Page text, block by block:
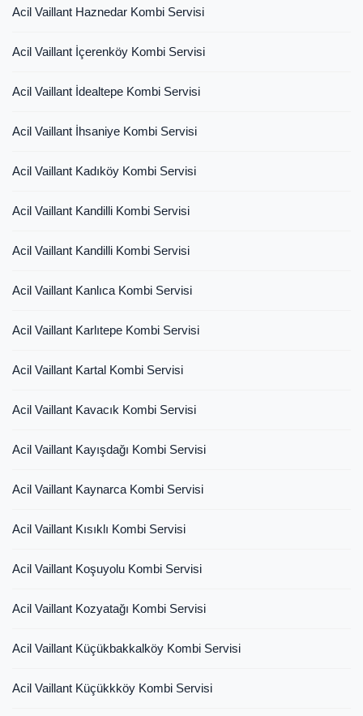
Acil Vaillant Haznedar Kombi Servisi
Acil Vaillant İçerenköy Kombi Servisi
Acil Vaillant İdealtepe Kombi Servisi
Acil Vaillant İhsaniye Kombi Servisi
Acil Vaillant Kadıköy Kombi Servisi
Acil Vaillant Kandilli Kombi Servisi
Acil Vaillant Kandilli Kombi Servisi
Acil Vaillant Kanlıca Kombi Servisi
Acil Vaillant Karlıtepe Kombi Servisi
Acil Vaillant Kartal Kombi Servisi
Acil Vaillant Kavacık Kombi Servisi
Acil Vaillant Kayışdağı Kombi Servisi
Acil Vaillant Kaynarca Kombi Servisi
Acil Vaillant Kısıklı Kombi Servisi
Acil Vaillant Koşuyolu Kombi Servisi
Acil Vaillant Kozyatağı Kombi Servisi
Acil Vaillant Küçükbakkalköy Kombi Servisi
Acil Vaillant Küçükkköy Kombi Servisi